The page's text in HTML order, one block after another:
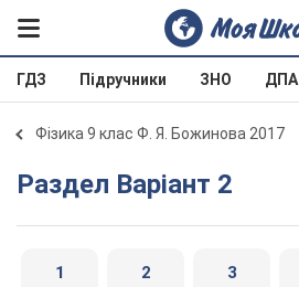
ГДЗ Підручники ЗНО ДПА
Фізика 9 клас Ф. Я. Божинова 2017
Раздел Варіант 2
1 2 3